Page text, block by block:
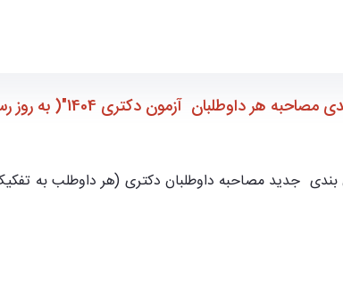
هر داوطلبان آزمون دکتری 1404"( به روز رسانی 28 تیر)